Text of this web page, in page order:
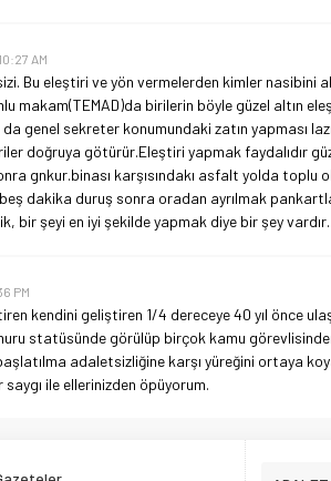
AM
Bu eleştiri ve yön vermelerden kimler nasibini
makam(TEMAD)da birilerin böyle güzel altın
genel sekreter konumundaki zatın yapması
doğruya götürür.Eleştiri yapmak faydalıdır
gnkur.binası karşısındakı asfalt yolda
dakika duruş sonra oradan ayrılmak
bir şeyi en iyi şekilde yapmak diye bir şey vardır.
PM
kendini geliştiren 1/4 dereceye 40 yıl önce
statüsünde görülüp birçok kamu
adaletsizliğine karşı yüreğini ortaya
saygı ile ellerinizden öpüyorum.